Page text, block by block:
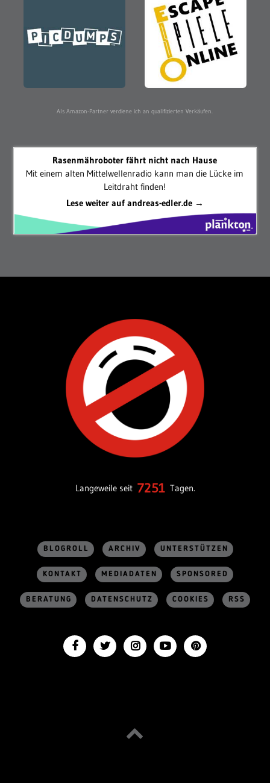
Als Amazon-Partner verdiene ich an qualifizierten Verkäufen.
Rasenmähroboter fährt nicht nach Hause
Mit einem alten Mittelwellenradio kann man die Lücke im
Leitdraht finden!
Lese weiter auf andreas-edler.de →
Langeweile seit 7251 Tagen.
BLOGROLL ARCHIV UNTERSTÜTZEN
KONTAKT MEDIADATEN SPONSORED
BERATUNG DATENSCHUTZ COOKIES RSS